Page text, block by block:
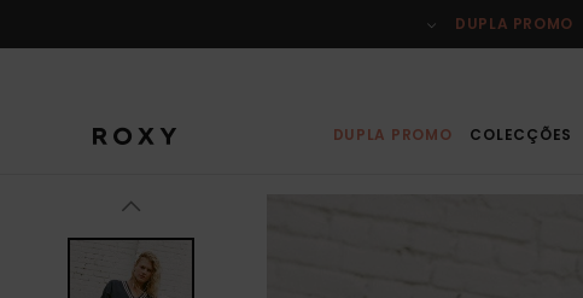
do
DUPLA PROMO
DUPLA PROMO COLECÇÕES